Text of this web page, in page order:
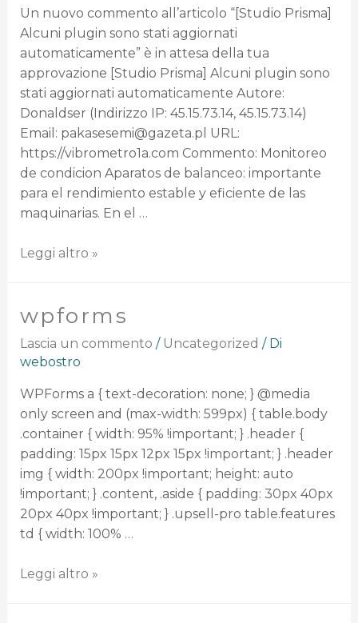
Un nuovo commento all’articolo “[Studio Prisma]
Alcuni plugin sono stati aggiornati
automaticamente” è in attesa della tua
approvazione [Studio Prisma] Alcuni plugin sono
stati aggiornati automaticamente Autore:
Donaldser (Indirizzo IP: 45.15.73.14, 45.15.73.14)
Email: pakasesemi@gazeta.pl URL:
https://vibrometro1a.com Commento: Monitoreo
de condicion Aparatos de balanceo: importante
para el rendimiento estable y eficiente de las
maquinarias. En el …
Leggi altro »
wpforms
Lascia un commento / Uncategorized / Di
webostro
WPForms a { text-decoration: none; } @media
only screen and (max-width: 599px) { table.body
.container { width: 95% !important; } .header {
padding: 15px 15px 12px 15px !important; } .header
img { width: 200px !important; height: auto
!important; } .content, .aside { padding: 30px 40px
20px 40px !important; } .upsell-pro table.features
td { width: 100% …
Leggi altro »